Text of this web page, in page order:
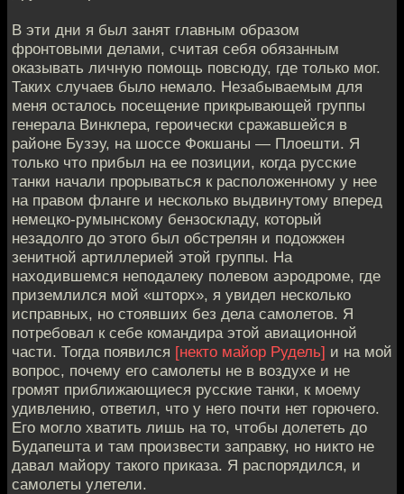
В эти дни я был занят главным образом
фронтовыми делами, считая себя обязанным
оказывать личную помощь повсюду, где только мог.
Таких случаев было немало. Незабываемым для
меня осталось посещение прикрывающей группы
генерала Винклера, героически сражавшейся в
районе Бузэу, на шоссе Фокшаны — Плоешти. Я
только что прибыл на ее позиции, когда русские
танки начали прорываться к расположенному у нее
на правом фланге и несколько выдвинутому вперед
немецко-румынскому бензоскладу, который
незадолго до этого был обстрелян и подожжен
зенитной артиллерией этой группы. На
находившемся неподалеку полевом аэродроме, где
приземлился мой «шторх», я увидел несколько
исправных, но стоявших без дела самолетов. Я
потребовал к себе командира этой авиационной
части. Тогда появился [некто майор Рудель] и на мой
вопрос, почему его самолеты не в воздухе и не
громят приближающиеся русские танки, к моему
удивлению, ответил, что у него почти нет горючего.
Его могло хватить лишь на то, чтобы долететь до
Будапешта и там произвести заправку, но никто не
давал майору такого приказа. Я распорядился, и
самолеты улетели.